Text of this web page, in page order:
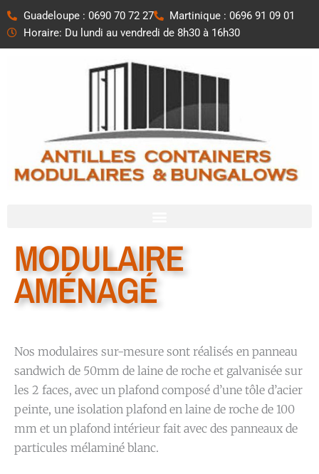
Aller
au
Guadeloupe : 0690 70 72 27
Martinique : 0696 91 09 01
Horaire: Du lundi au vendredi de 8h30 à 16h30
MODULAIRE
AMÉNAGÉ
Nos modulaires sur-mesure sont réalisés en panneau
sandwich de 50mm de laine de roche et galvanisée sur
les 2 faces, avec un plafond composé d’une tôle d’acier
peinte, une isolation plafond en laine de roche de 100
mm et un plafond intérieur fait avec des panneaux de
particules mélaminé blanc.